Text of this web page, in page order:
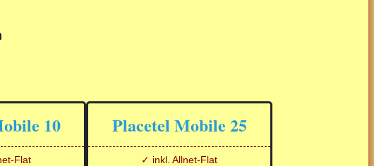
10
Flat
Placetel Mobile 25
✓ inkl. Allnet-Flat